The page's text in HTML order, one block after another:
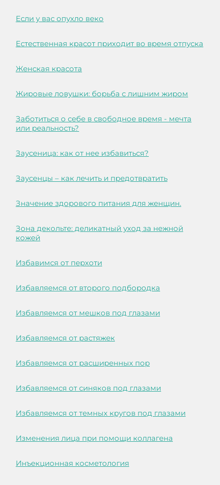
Если у вас опухло веко
Естественная красот приходит во время отпуска
Женская красота
Жировые ловушки: борьба с лишним жиром
Заботиться о себе в свободное время - мечта
или реальность?
Заусеница: как от нее избавиться?
Заусенцы – как лечить и предотвратить
Значение здорового питания для женщин.
Зона декольте: деликатный уход за нежной
кожей
Избавимся от перхоти
Избавляемся от второго подбородка
Избавляемся от мешков под глазами
Избавляемся от растяжек
Избавляемся от расширенных пор
Избавляемся от синяков под глазами
Избавляемся от темных кругов под глазами
Изменения лица при помощи коллагена
Инъекционная косметология